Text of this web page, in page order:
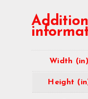
Width (in)
Height